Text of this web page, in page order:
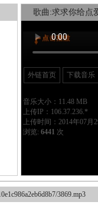
歌曲:求求你给点
外链首页 下载音乐
音乐大小：11.48 MB
上传IP：106.37.236.*
上传时间：2014年07月
浏览: 6441 次
3869.mp3